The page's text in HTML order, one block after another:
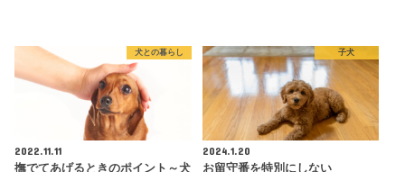
犬との暮らし
2022.11.11
撫でてあげるときのポイント～犬
子犬
2024.1.20
お留守番を特別にしない